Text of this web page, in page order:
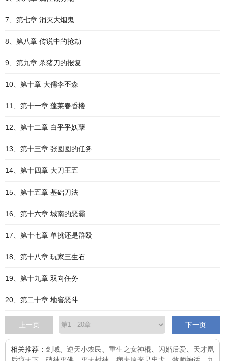
7、第七章 消灭大烟鬼
8、第八章 传说中的抢劫
9、第九章 杀猪刀的报复
10、第十章 大儒李丕森
11、第十一章 蓬莱春香楼
12、第十二章 白乎乎妖孽
13、第十三章 张圆圆的任务
14、第十四章 大刀王五
15、第十五章 基础刀法
16、第十六章 城南的恶霸
17、第十七章 单挑还是群殴
18、第十八章 玩家三生石
19、第十九章 双向任务
20、第二十章 地窖恶斗
上一页 下一页
相关推荐： 剑域 逆天小农民 重生之女神棍 闪婚后爱
天才凰